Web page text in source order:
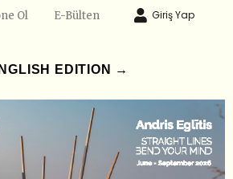
Ol E-Bülten Giriş Yap
EDITION →